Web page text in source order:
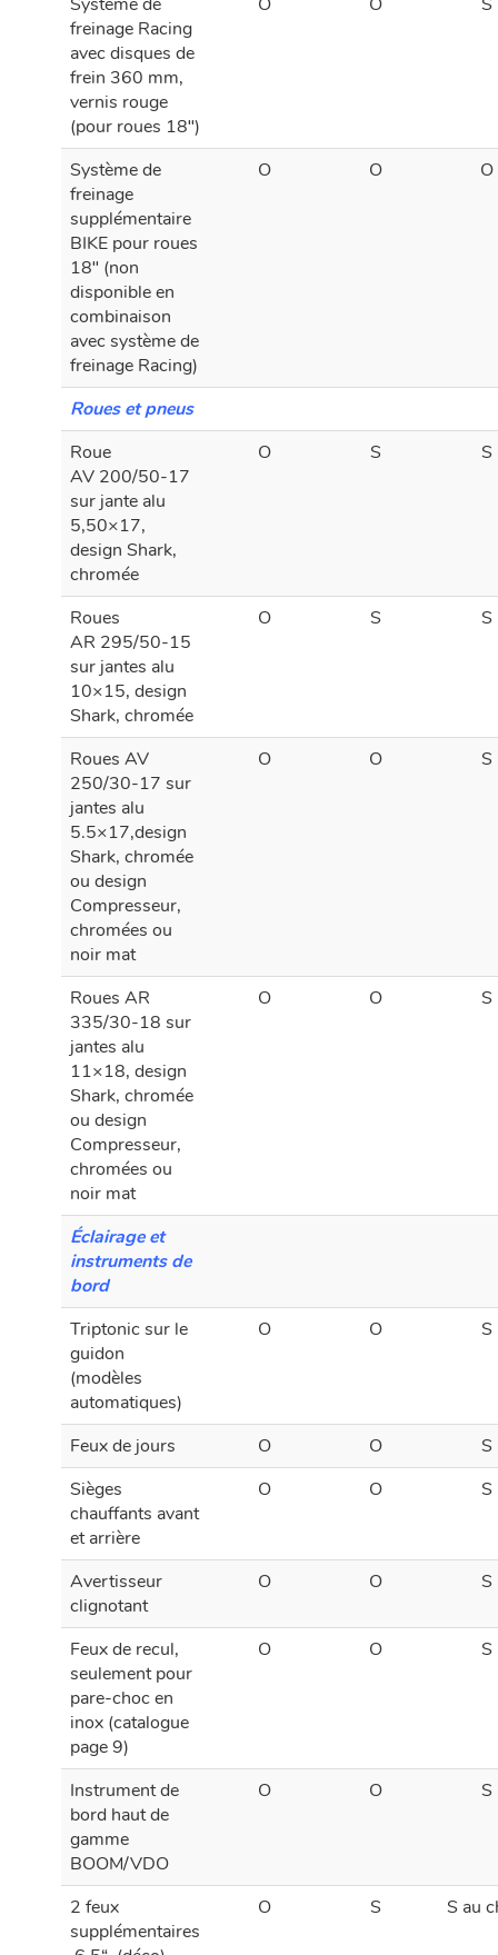
Système de
freinage Racing
avec disques de
frein 360 mm,
vernis rouge
(pour roues 18″)
O O S
Système de
freinage
supplémentaire
BIKE pour roues
18″ (non
disponible en
combinaison
avec système de
freinage Racing)
O O O
Roues et pneus
Roue
AV 200/50-17
sur jante alu
5,50×17,
design Shark,
chromée
O S S
Roues
AR 295/50-15
sur jantes alu
10×15, design
Shark, chromée
O S S
Roues AV
250/30-17 sur
jantes alu
5.5×17,design
Shark, chromée
ou design
Compresseur,
chromées ou
noir mat
O O S
Roues AR
335/30-18 sur
jantes alu
11×18, design
Shark, chromée
ou design
Compresseur,
chromées ou
noir mat
O O S
Éclairage et
instruments de
bord
Triptonic sur le
guidon
(modèles
automatiques)
O O S
Feux de jours O O
S
Sièges
chauffants avant
et arrière
O O S
Avertisseur
clignotant
O O S
Feux de recul,
seulement pour
pare-choc en
inox (catalogue
page 9)
O O S
Instrument de
bord haut de
gamme
BOOM/VDO
O O S
2 feux
supplémentaires
O S S au